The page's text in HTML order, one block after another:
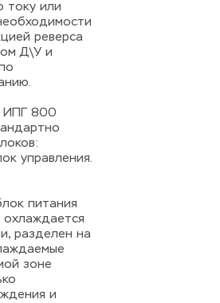
току или
реверса
Д\У и
ИПГ 800
управления.
питания
охлаждается
разделен на
зоне
и